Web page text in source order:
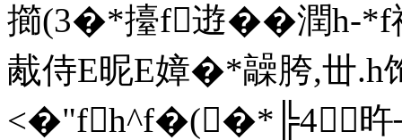
擳(3� *擡f逰��潤h-
胾侍E昵E嫜�*髞胯,
<�"fh^f�(�*╠4旿─